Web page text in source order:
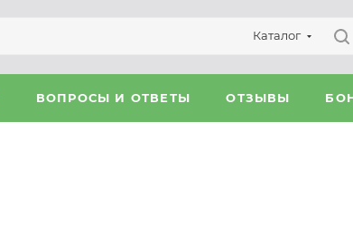
Каталог
ВОПРОСЫ И ОТВЕТЫ ОТЗЫВЫ